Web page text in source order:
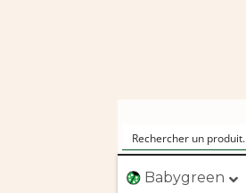
Babygreen